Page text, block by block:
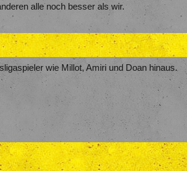
alle noch besser als wir.
wie Millot, Amiri und Doan hinaus.